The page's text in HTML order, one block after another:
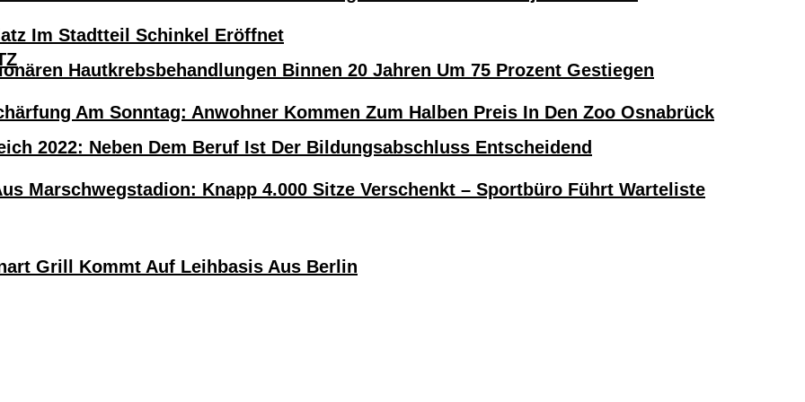
Hautkrebsbehandlungen Binnen 20 Jahren Um 75 Prozent Gestiegen
2022: Neben Dem Beruf Ist Der Bildungsabschluss Entscheidend
Im Stadtteil Schinkel Eröffnet
Am Sonntag: Anwohner Kommen Zum Halben Preis In Den Zoo Osnabrück
Marschwegstadion: Knapp 4.000 Sitze Verschenkt – Sportbüro Führt Warteliste
Grill Kommt Auf Leihbasis Aus Berlin